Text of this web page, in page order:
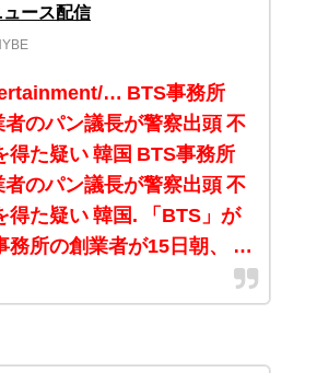
ース配信
… BTS事務所
者のパン議長が警察出頭 不
得た疑い 韓国 BTS事務所
者のパン議長が警察出頭 不
得た疑い 韓国. 「BTS」が
務所の創業者が15日朝、 …